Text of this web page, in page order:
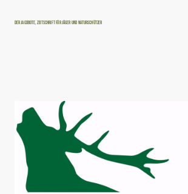
Der Jagdbote, Zeitschrift für Jäger und Naturschützer